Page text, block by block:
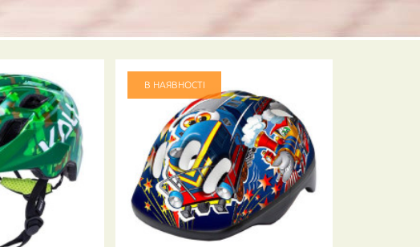
В НАЯВНОСТІ